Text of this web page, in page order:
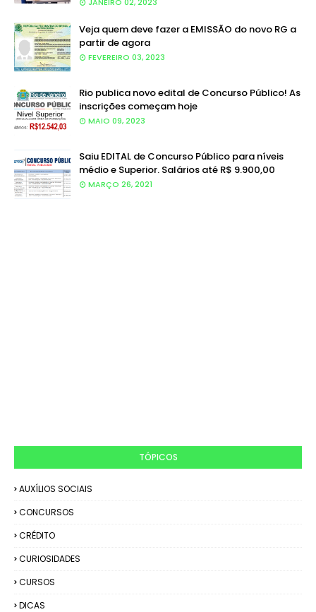
Veja quem deve fazer a EMISSÃO do novo RG a
partir de agora
FEVEREIRO 03, 2023
Rio publica novo edital de Concurso Público! As
inscrições começam hoje
MAIO 09, 2023
Saiu EDITAL de Concurso Público para níveis
médio e Superior. Salários até R$ 9.900,00
MARÇO 26, 2021
TÓPICOS
AUXÍLIOS SOCIAIS
CONCURSOS
CRÉDITO
CURIOSIDADES
CURSOS
DICAS